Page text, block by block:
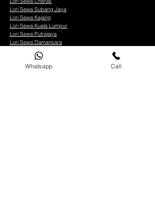
Lori Sewa Subang Jaya
Lori Sewa Kajang
Lori Sewa Kuala Lumpur
Lori Sewa Putrajaya
Lori Sewa Damansara
WAKTU BEROPERASI
Whatsapp Call